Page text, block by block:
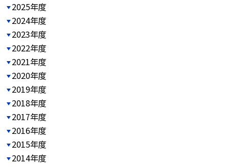
2025年度
2024年度
2023年度
2022年度
2021年度
2020年度
2019年度
2018年度
2017年度
2016年度
2015年度
2014年度